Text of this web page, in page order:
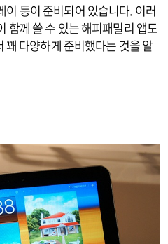
등이 준비되어 있습니다. 이러
함께 쓸 수 있는 해피패밀리 앱도
꽤 다양하게 준비했다는 것을 알